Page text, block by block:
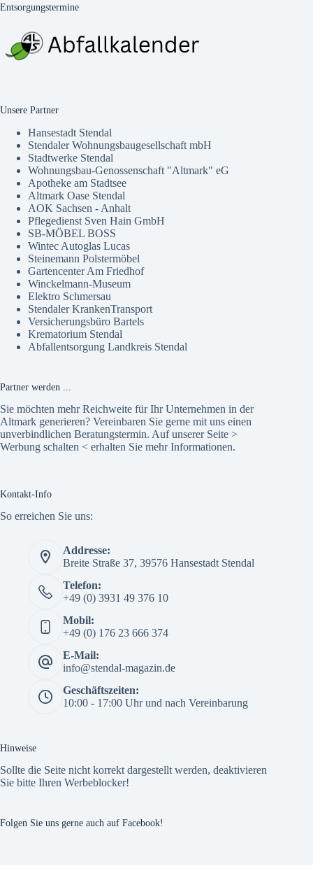
Entsorgungstermine
Unsere Partner
Hansestadt Stendal
Stendaler Wohnungsbaugesellschaft mbH
Stadtwerke Stendal
Wohnungsbau-Genossenschaft "Altmark" eG
Apotheke am Stadtsee
Altmark Oase Stendal
AOK Sachsen - Anhalt
Pflegedienst Sven Hain GmbH
SB-MÖBEL BOSS
Wintec Autoglas Lucas
Steinemann Polstermöbel
Gartencenter Am Friedhof
Winckelmann-Museum
Elektro Schmersau
Stendaler KrankenTransport
Versicherungsbüro Bartels
Krematorium Stendal
Abfallentsorgung Landkreis Stendal
Partner werden ...
Sie möchten mehr Reichweite für Ihr Unternehmen in der
Altmark generieren? Vereinbaren Sie gerne mit uns einen
unverbindlichen Beratungstermin. Auf unserer Seite >
Werbung schalten < erhalten Sie mehr Informationen.
Kontakt-Info
So erreichen Sie uns:
Addresse:
Breite Straße 37, 39576 Hansestadt Stendal
Telefon:
+49 (0) 3931 49 376 10
Mobil:
+49 (0) 176 23 666 374
E-Mail:
info@stendal-magazin.de
Geschäftszeiten:
10:00 - 17:00 Uhr und nach Vereinbarung
Hinweise
Sollte die Seite nicht korrekt dargestellt werden, deaktivieren
Sie bitte Ihren Werbeblocker!
Folgen Sie uns gerne auch auf Facebook!